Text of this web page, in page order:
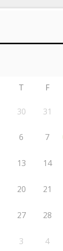
T F
30 31
6 7
13 14
20 21
27 28
3 4